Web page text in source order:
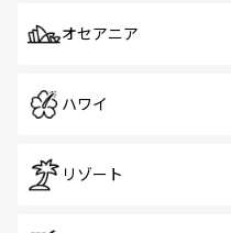
オセアニア
ハワイ
リゾート